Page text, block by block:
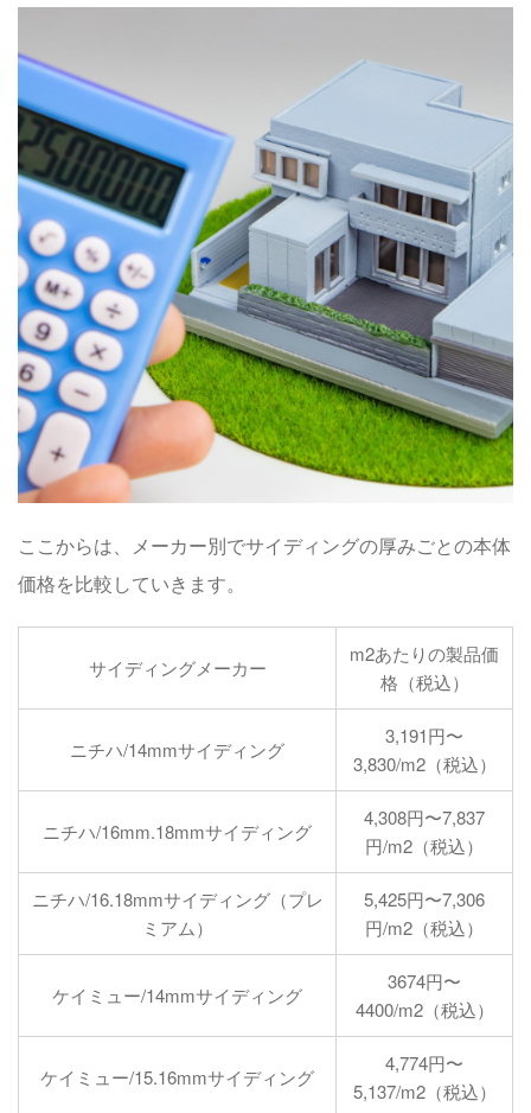
ここからは、メーカー別でサイディングの厚みごとの本体
価格を比較していきます。
サイディングメーカー
m2あたりの製品価
格（税込）
ニチハ/14mmサイディング
3,191円〜
3,830/m2（税込）
ニチハ/16mm.18mmサイディング
4,308円〜7,837
円/m2（税込）
ニチハ/16.18mmサイディング（プレ
ミアム）
5,425円〜7,306
円/m2（税込）
ケイミュー/14mmサイディング
3674円〜
4400/m2（税込）
ケイミュー/15.16mmサイディング
4,774円〜
5,137/m2（税込）